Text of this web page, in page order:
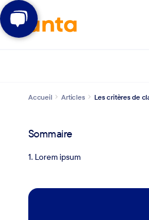
Accueil Articles Les critères de
Sommaire
1. Lorem ipsum